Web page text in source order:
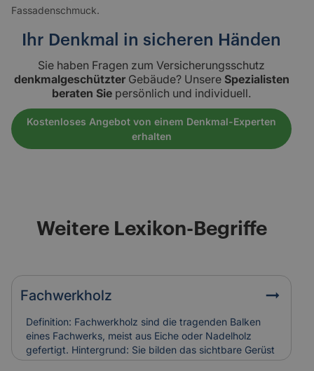
Fassadenschmuck.
Ihr Denkmal in sicheren Händen
Sie haben Fragen zum Versicherungsschutz
denkmalgeschützterGebäude? Unsere Spezialisten
beraten Sie persönlich und individuell.
Kostenloses Angebot von einem Denkmal-Experten
erhalten
Weitere Lexikon-Begriffe
Fachwerkholz
Definition: Fachwerkholz sind die tragenden Balken
eines Fachwerks, meist aus Eiche oder Nadelholz
gefertigt. Hintergrund: Sie bilden das sichtbare Gerüst
der Konstruktion und sind durch Zapfen, Dübel oder